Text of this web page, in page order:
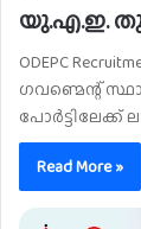
യു.എ.ഇ.
ODEPC
ഗവണ്മെന്റ്
പോർട്ടിലേക്ക്
Read More »